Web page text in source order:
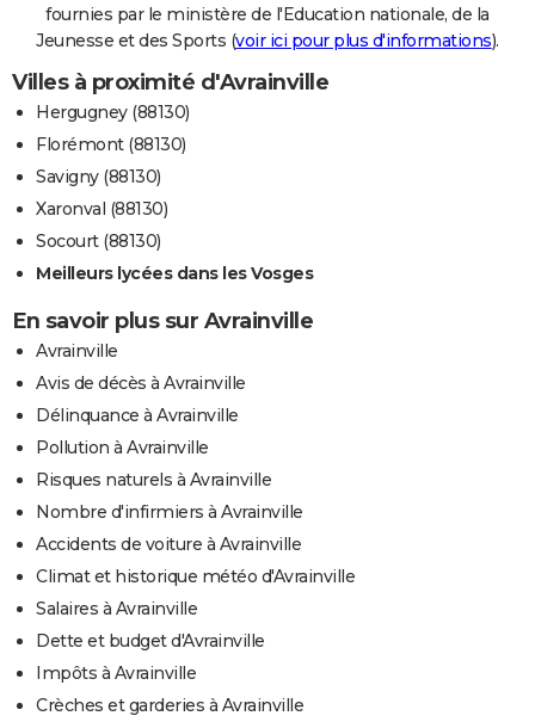
fournies par le ministère de l'Education nationale, de la
Jeunesse et des Sports (voir ici pour plus d'informations).
Villes à proximité d'Avrainville
Hergugney (88130)
Florémont (88130)
Savigny (88130)
Xaronval (88130)
Socourt (88130)
Meilleurs lycées dans les Vosges
En savoir plus sur Avrainville
Avrainville
Avis de décès à Avrainville
Délinquance à Avrainville
Pollution à Avrainville
Risques naturels à Avrainville
Nombre d'infirmiers à Avrainville
Accidents de voiture à Avrainville
Climat et historique météo d'Avrainville
Salaires à Avrainville
Dette et budget d'Avrainville
Impôts à Avrainville
Crèches et garderies à Avrainville